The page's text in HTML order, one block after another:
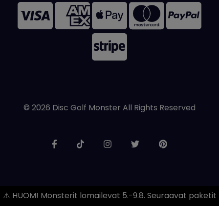
© 2026 Disc Golf Monster All Rights Reserved
⚠️ HUOM! Monsterit lomailevat 5.-9.8. Seuraavat